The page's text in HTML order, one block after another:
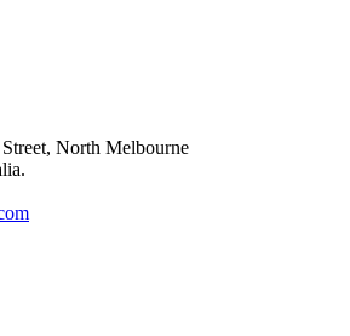
North Melbourne